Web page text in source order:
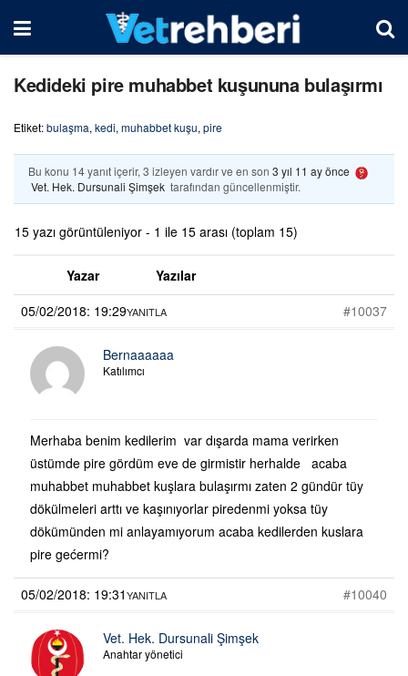
Kedideki pire muhabbet kuşununa bulaşırmı
Etiket:bulaşma, kedi, muhabbet kuşu, pire
Bu konu 14 yanıt içerir, 3 izleyen vardır ve en son 3 yıl 11 ay önce
Vet. Hek. Dursunali Şimşek tarafından güncellenmiştir.
15 yazı görüntüleniyor - 1 ile 15 arası (toplam 15)
Yazar
Yazılar
05/02/2018: 19:29
#10037
YANITLA
Bernaaaaaa
Katılımcı
Merhaba benim kedilerim var dışarda mama verirken
üstümde pire gördüm eve de girmistir herhalde acaba
muhabbet muhabbet kuşlara bulaşırmı zaten 2 gündür tüy
dökülmeleri arttı ve kaşınıyorlar piredenmi yoksa tüy
dökümünden mi anlayamıyorum acaba kedilerden kuslara
pire gećermi?
05/02/2018: 19:31 #10040
YANITLA
Vet. Hek. Dursunali Şimşek
Anahtar yönetici